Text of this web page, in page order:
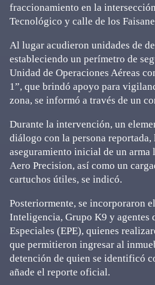
fraccionamiento en la
Tecnológico y calle de los
Al lugar acudieron unidades de
estableciendo un perímetro de
Unidad de Operaciones Aéreas
1”, que brindó apoyo para
zona, se informó a través de un
Durante la intervención, un
diálogo con la persona
aseguramiento inicial de un arma
Aero Precision, así como un
cartuchos útiles, se indicó.
Posteriormente, se incorporaron
Inteligencia, Grupo K9 y agentes
Especiales (EPE), quienes
que permitieron ingresar al
detención de quien se identificó
añade el reporte oficial.